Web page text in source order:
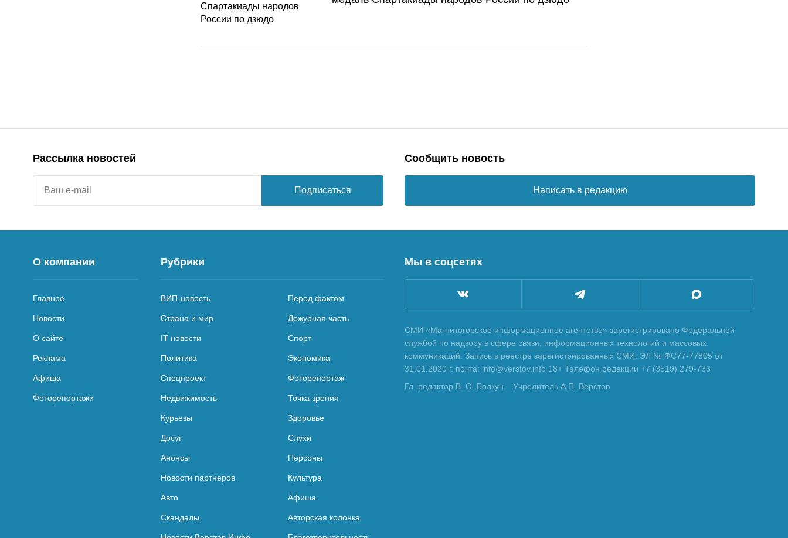
Рассылка новостей
Подписаться
Сообщить новость
Написать в редакцию
О компании
Главное
Новости
О сайте
Реклама
Афиша
Фоторепортажи
Рубрики
ВИП-новость Перед фактом
Страна и мир Дежурная часть
IT новости Спорт
Политика Экономика
Спецпроект Фоторепортаж
Недвижимость Точка зрения
Курьезы Здоровье
Досуг Слухи
Анонсы Персоны
Новости партнеров Культура
Авто Афиша
Скандалы Авторская колонка
Мы в соцсетях
СМИ «Магнитогорское информационное агентство» зарегистрировано Федеральной
службой по надзору в сфере связи, информационных технологий и массовых
коммуникаций. Запись в реестре зарегистрированных СМИ: ЭЛ № ФС77-77805 от
31.01.2020 г. почта: info@verstov.info 18+ Телефон редакции +7 (3519) 279-733
Гл. редактор В. О. Болкун
Учредитель А.П. Верстов